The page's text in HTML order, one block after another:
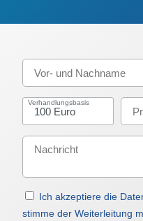
Verhandlungsbasis
Ich akzeptiere die
stimme der Weiterleitung